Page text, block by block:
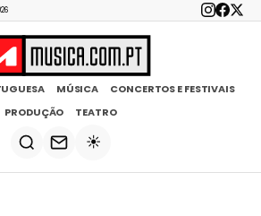
MÚSICA
CONCERTOS E FESTIVAIS
PRODUÇÃO
TEATRO
☀️